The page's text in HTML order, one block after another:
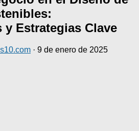
Estrategias Clave
· 9 de enero de 2025